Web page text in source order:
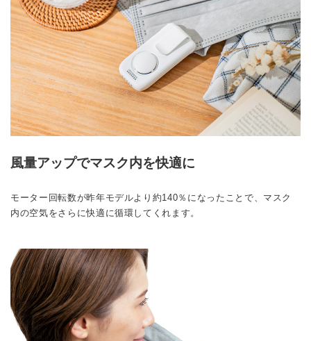
風量アップでマスク内を快適に
モーター回転数が昨年モデルより約140％になったことで、マスク
内の空気をさらに快適に循環してくれます。